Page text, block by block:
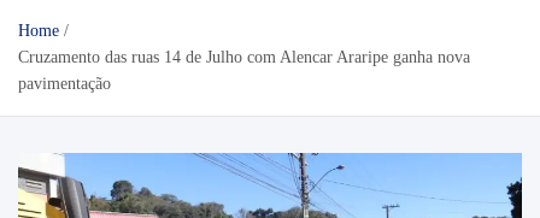
Home
Cruzamento das ruas 14 de Julho com Alencar Araripe ganha nova
pavimentação